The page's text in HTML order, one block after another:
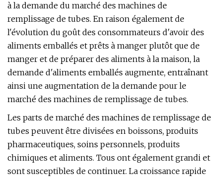
à la demande du marché des machines de
remplissage de tubes. En raison également de
l'évolution du goût des consommateurs d'avoir des
aliments emballés et prêts à manger plutôt que de
manger et de préparer des aliments à la maison, la
demande d'aliments emballés augmente, entraînant
ainsi une augmentation de la demande pour le
marché des machines de remplissage de tubes.
Les parts de marché des machines de remplissage de
tubes peuvent être divisées en boissons, produits
pharmaceutiques, soins personnels, produits
chimiques et aliments. Tous ont également grandi et
sont susceptibles de continuer. La croissance rapide